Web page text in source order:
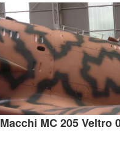
Macchi MC 205 Veltro